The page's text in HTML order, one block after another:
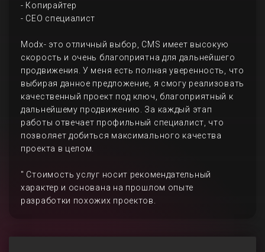
- Копирайтер
- СЕО специалист
Modx- это отличный выбор, CMS имеет высокую
скорость и очень благоприятна для дальнейшего
продвижения. У меня есть полная уверенность, что
выбирая данное предложение, я смогу реализовать
качественный проект под ключ, благоприятный к
дальнейшему продвижению. За каждый этап
работы отвечает профильный специалист, что
позволяет добиться максимального качества
проекта в целом.
" Стоимость услуг носит рекомендательный
характер и основана на прошлом опыте
разработки похожих проектов.